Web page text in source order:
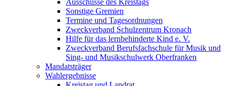
Ausschüsse des Kreistags
Sonstige Gremien
Termine und Tagesordnungen
Zweckverband Schulzentrum Kronach
Hilfe für das lernbehinderte Kind e. V.
Zweckverband Berufsfachschule für Musik und
Sing- und Musikschulwerk Oberfranken
Mandatsträger
Wahlergebnisse